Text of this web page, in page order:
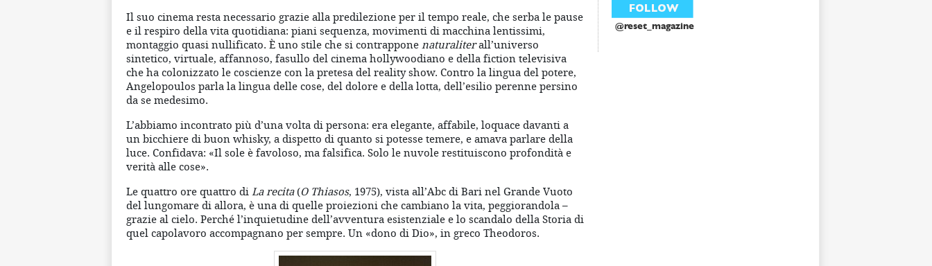
Il suo cinema resta necessario grazie alla predilezione per il tempo reale, che serba le pause
e il respiro della vita quotidiana: piani sequenza, movimenti di macchina lentissimi,
montaggio quasi nullificato. È uno stile che si contrappone naturaliterall’universo
sintetico, virtuale, affannoso, fasullo del cinema hollywoodiano e della fiction televisiva
che ha colonizzato le coscienze con la pretesa del reality show. Contro la lingua del potere,
Angelopoulos parla la lingua delle cose, del dolore e della lotta, dell’esilio perenne persino
da se medesimo.
L’abbiamo incontrato più d’una volta di persona: era elegante, affabile, loquace davanti a
un bicchiere di buon whisky, a dispetto di quanto si potesse temere, e amava parlare della
luce. Confidava: «Il sole è favoloso, ma falsifica. Solo le nuvole restituiscono profondità e
verità alle cose».
Le quattro ore quattro di La recita(O Thiasos, 1975), vista all’Abc di Bari nel Grande Vuoto
del lungomare di allora, è una di quelle proiezioni che cambiano la vita, peggiorandola –
grazie al cielo. Perché l’inquietudine dell’avventura esistenziale e lo scandalo della Storia di
quel capolavoro accompagnano per sempre. Un «dono di Dio», in greco Theodoros.
@reset_magazine